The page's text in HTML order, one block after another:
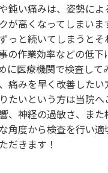
鈍い痛みは、姿勢によ
が高くなってしまいま
っと続いてしまうとそ
の作業効率などの低下
に医療機関で検査して
痛みを早く改善した
たいという方は当院へ
、神経の過敏さ、ま
角度から検査を行い
だきます！